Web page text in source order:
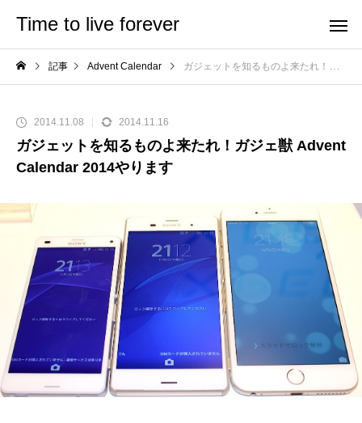
Time to live forever
記事 Advent Calendar ガジェットを知るものよ来たれ！ガジェ獣 Advent Calendar 2014やります
2014.11.08 2014.11.16
ガジェットを知るものよ来たれ！ガジェ獣 Advent
Calendar 2014やります